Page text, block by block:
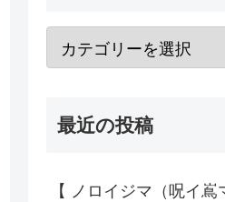
最近の投稿
【 ノロイジマ（呪イ